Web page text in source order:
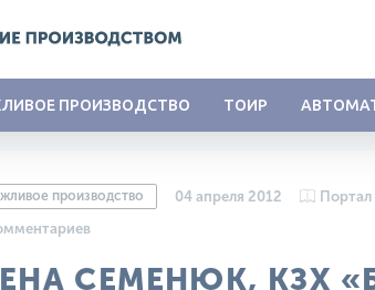
ПРОИЗВОДСТВО ТОИР
производство 04 апреля 2012
СЕМЕНЮК, КЗХ